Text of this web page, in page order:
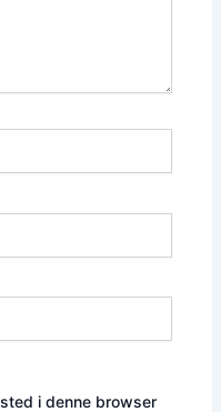
i denne browser